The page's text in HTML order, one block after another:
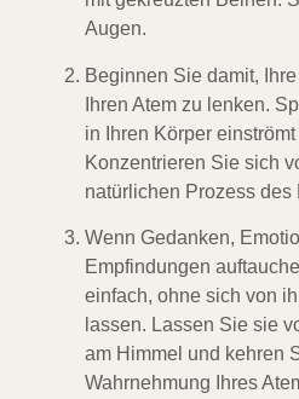
Augen.
Beginnen Sie damit,
Ihren Atem zu lenken.
in Ihren Körper
Konzentrieren Sie sich
natürlichen Prozess des
Wenn Gedanken,
Empfindungen
einfach, ohne sich von
lassen. Lassen Sie sie
am Himmel und kehren
Wahrnehmung Ihres